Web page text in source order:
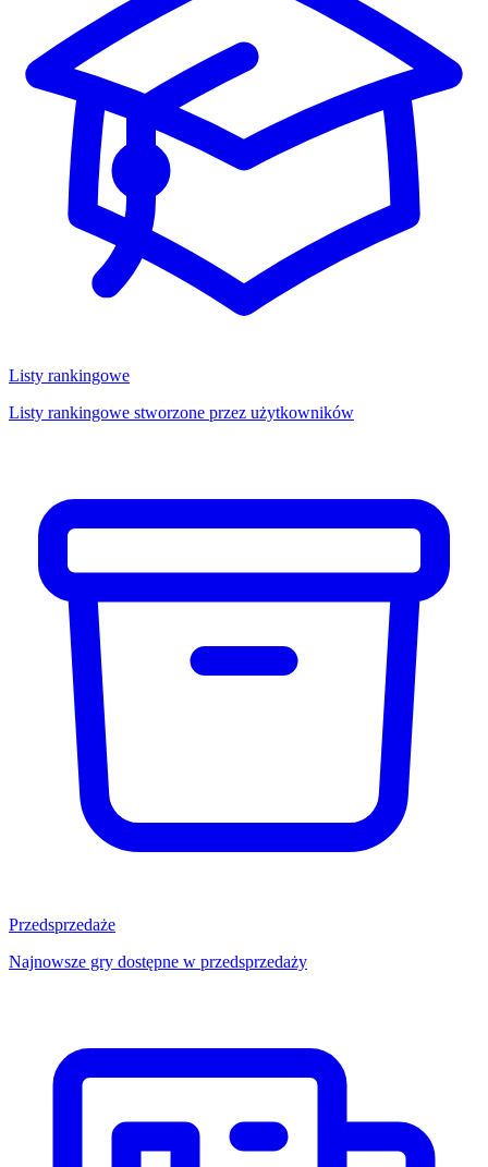
Listy rankingowe
Listy rankingowe stworzone przez użytkowników
Przedsprzedaże
Najnowsze gry dostępne w przedsprzedaży